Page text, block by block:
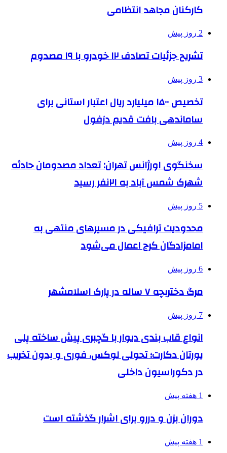
کارکنان مجاهد انتظامی
2 روز پیش
تشریح جزئیات تصادف ۱۲ خودرو با ۱۹ مصدوم
3 روز پیش
تخصیص ۱۵۰۰ میلیارد ریال اعتبار استانی برای
ساماندهی بافت قدیم دزفول
4 روز پیش
سخنگوی اورژانس تهران: تعداد مصدومان حادثه
شهرک شمس آباد به ۲۱نفر رسید
5 روز پیش
محدودیت ترافیکی در مسیرهای منتهی به
امامزادگان کرج اعمال می‌شود
6 روز پیش
مرگ دختربچه ۷ ساله در پارک اسلامشهر
7 روز پیش
انواع قاب بندی دیوار با گچبری پیش ساخته پلی
یورتان دکارت؛ تحولی لوکس، فوری و بدون تخریب
در دکوراسیون داخلی
1 هفته پیش
دوران بزن و دررو برای اشرار گذشته است
1 هفته پیش